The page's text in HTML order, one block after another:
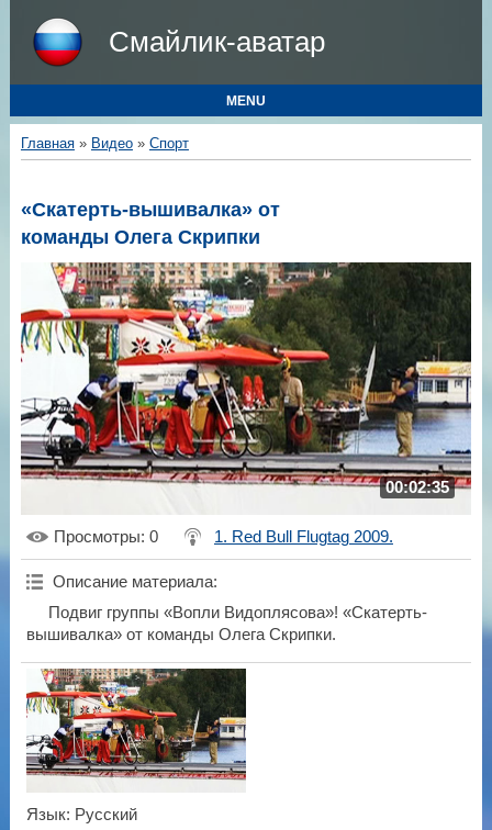
Смайлик-аватар
MENU
Главная» Видео» Спорт
«Скатерть-вышивалка» от
команды Олега Скрипки
00:02:35
Просмотры: 0 1. Red Bull Flugtag 2009.
Описание материала:
Подвиг группы «Вопли Видоплясова»! «Скатерть-
вышивалка» от команды Олега Скрипки.
Язык: Русский